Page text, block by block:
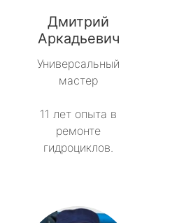
Дмитрий
Аркадьевич
Универсальный
мастер
11 лет опыта в
ремонте
гидроциклов.